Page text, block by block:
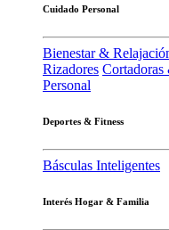
Cuidado Personal
Bienestar &
Rizadores
Personal
Deportes & Fitness
Básculas Inteligentes
Interés Hogar & Familia